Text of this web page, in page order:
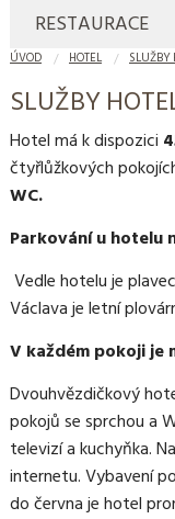
RESTAURACE
ÚVOD HOTEL SLUŽBY
SLUŽBY
Hotel má k dispozici
čtyřlůžkových
WC.
Parkování u hotelu
Vedle hotelu je
Václava je letní
V každém pokoji je
Dvouhvězdičkový
pokojů se sprchou a
televizí a kuchyňka.
internetu. Vybavení
do června je hotel